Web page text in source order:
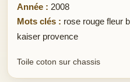
Année : 2008
Mots clés : rose rouge fleur
kaiser provence
Toile coton sur chassis